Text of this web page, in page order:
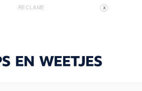
RECLAME X